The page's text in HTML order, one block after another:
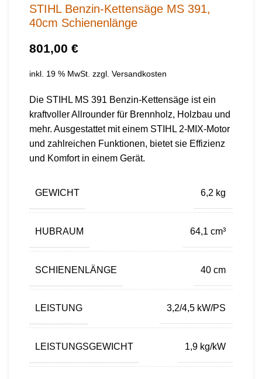
STIHL Benzin-Kettensäge MS 391,
40cm Schienenlänge
€
inkl. 19 % MwSt. zzgl. Versandkosten
Die STIHL MS 391 Benzin-Kettensäge ist ein
kraftvoller Allrounder für Brennholz, Holzbau und
mehr. Ausgestattet mit einem STIHL 2-MIX-Motor
und zahlreichen Funktionen, bietet sie Effizienz
und Komfort in einem Gerät.
GEWICHT 6,2 kg
HUBRAUM 64,1 cm³
SCHIENENLÄNGE 40 cm
LEISTUNG 3,2/4,5 kW/PS
LEISTUNGSGEWICHT 1,9 kg/kW